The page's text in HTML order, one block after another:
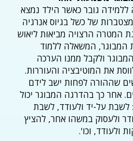
ללמידה גובר כאשר הילד נמצא
של כשל בגיוס אנרגיה
המטרה הרצויה מביאות ליאוש
המבוגר, המשאלה ללמוד
ולקבל ממנו הערכה
את המוטיבציה והעוררות.
שההורה לפחות ישב לידם
אחר כך בהדרגה המבוגר יכול
לשבת על-יד ולעודד, לשבת
ולעסוק במשהו אחר, להציץ
ולעודד, וכו'.